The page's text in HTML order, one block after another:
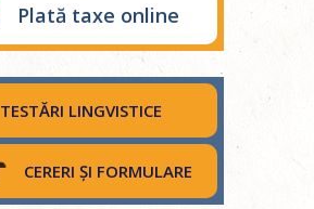
Plată taxe online
TESTĂRI LINGVISTICE
CERERI ȘI FORMULARE